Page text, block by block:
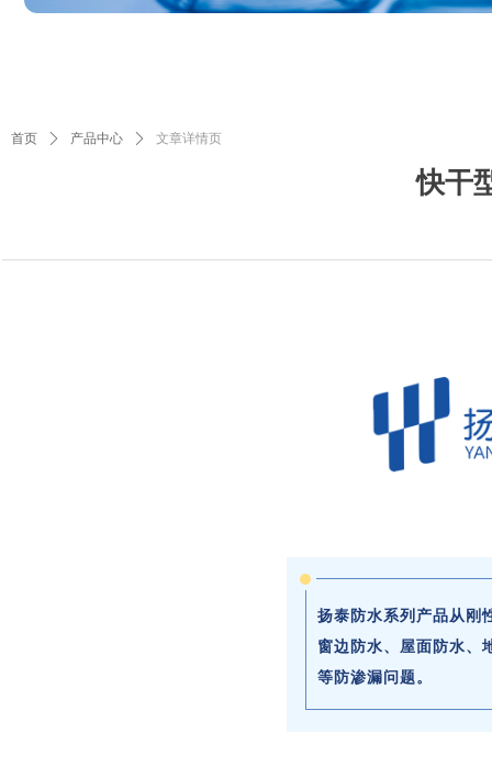
快干
扬泰防水系列产品从刚
窗边防水、屋面防水、
等防渗漏问题。
首页 ꄲ 产品中心 ꄲ 文章详情页